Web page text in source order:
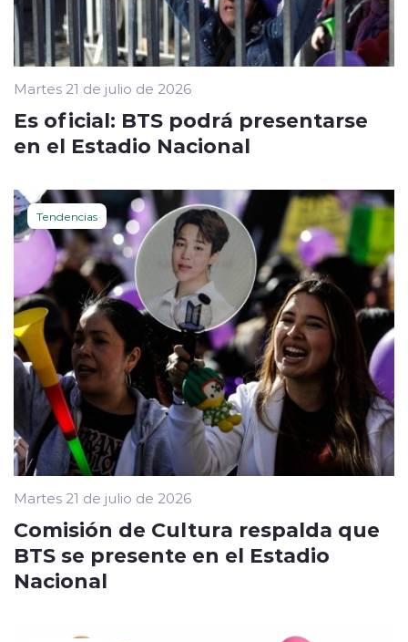
Martes 21 de julio de 2026
Es oficial: BTS podrá presentarse
en el Estadio Nacional
Tendencias
Martes 21 de julio de 2026
Comisión de Cultura respalda que
BTS se presente en el Estadio
Nacional